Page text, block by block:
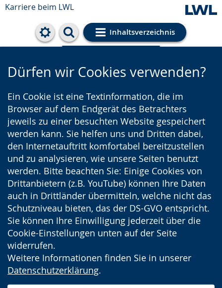
Karriere beim LWL
Inhaltsverzeichnis
Cookie-Einstellungen
Dürfen wir Cookies verwenden?
Ein Cookie ist eine Textinformation, die im
Browser auf dem Endgerät des Betrachters
jeweils zu einer besuchten Website gespeichert
werden kann. Sie helfen uns und Dritten dabei,
den Internetauftritt komfortabel bereitzustellen
und zu analysieren, wie unsere Seiten benutzt
werden. Bitte beachten Sie: Einige Cookies von
Drittanbietern (z.B. YouTube) können Ihre Daten
auch in Drittländer übermitteln, welche nicht das
Schutzniveau bieten, das der DS-GVO entspricht.
Sie können Ihre Einwilligung jederzeit über die
Cookie-Einstellungen unten auf der Seite
widerrufen.
Weitere Informationen finden Sie in unserer
Datenschutzerklärung.